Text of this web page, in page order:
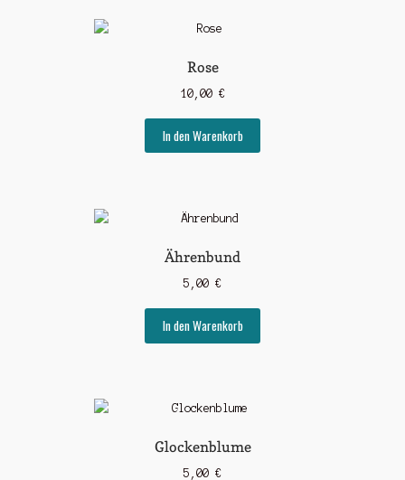
Rose
10,00 €
In den Warenkorb
Ährenbund
5,00 €
In den Warenkorb
Glockenblume
5,00 €